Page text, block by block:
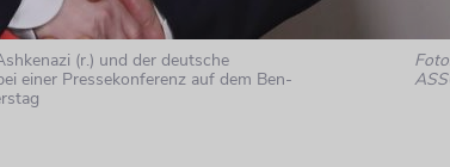
(r.) und der deutsche
einer Pressekonferenz auf dem Ben-